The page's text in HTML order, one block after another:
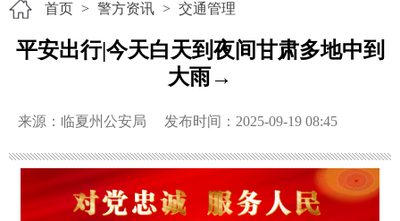
首页 > 警方资讯 > 交通管理
平安出行|今天白天到夜间甘肃多地中到
大雨→
来源：临夏州公安局 发布时间：2025-09-19 08:45